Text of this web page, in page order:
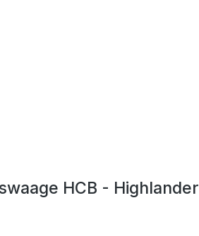
HCB - Highlander